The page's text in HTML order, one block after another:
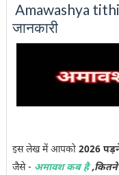
Amawashya tithi
जानकारी
इस लेख में आपको 2026
जैसे - अमावश कब है,कितने